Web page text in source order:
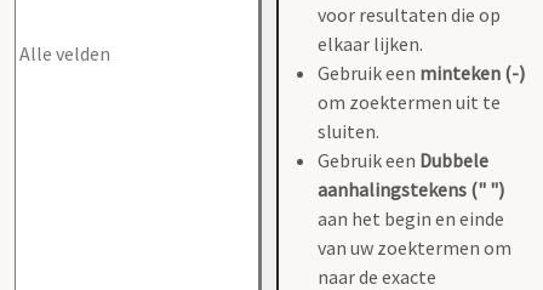
voor resultaten die op
elkaar lijken.
Gebruik een minteken (-)
om zoektermen uit te
sluiten.
Gebruik een Dubbele
aanhalingstekens (" ")
aan het begin en einde
van uw zoektermen om
naar de exacte